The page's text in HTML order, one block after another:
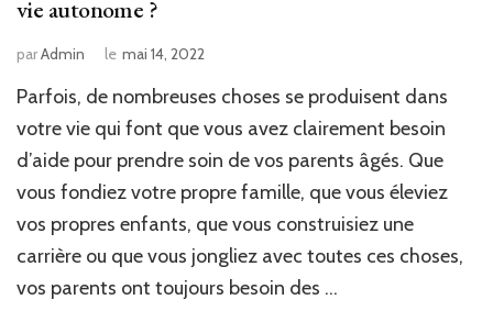
vie autonome ?
parAdmin le mai 14, 2022
Parfois, de nombreuses choses se produisent dans
votre vie qui font que vous avez clairement besoin
d’aide pour prendre soin de vos parents âgés. Que
vous fondiez votre propre famille, que vous éleviez
vos propres enfants, que vous construisiez une
carrière ou que vous jongliez avec toutes ces choses,
vos parents ont toujours besoin des …